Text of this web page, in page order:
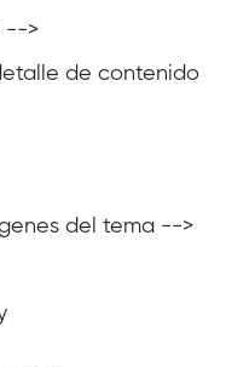
-->
de contenido
del tema -->